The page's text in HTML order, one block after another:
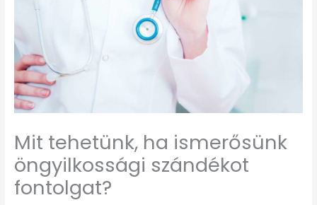
Mit tehetünk, ha ismerősünk
öngyilkossági szándékot
fontolgat?